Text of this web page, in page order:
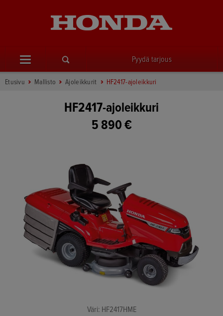
Pyydä tarjous
Etusivu Mallisto Ajoleikkurit HF2417-ajoleikkuri
HF2417-ajoleikkuri
5 890 €
Väri: HF2417HME